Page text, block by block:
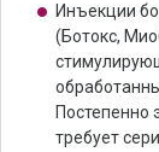
Инъекции
(Ботокс,
Постепенно
требует